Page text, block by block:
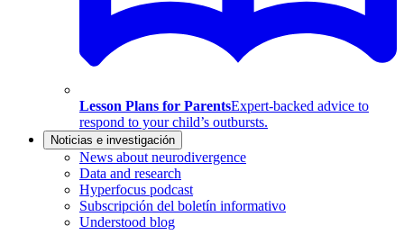
Lesson Plans for ParentsExpert-backed advice to
respond to your child’s outbursts.
Noticias e investigación
News about neurodivergence
Data and research
Hyperfocus podcast
Subscripción del boletín informativo
Understood blog